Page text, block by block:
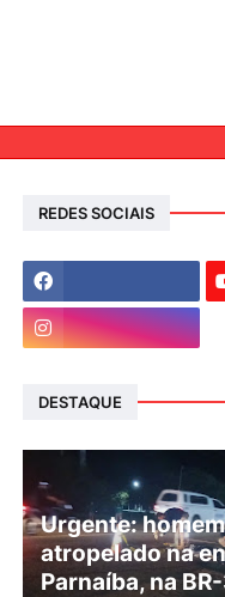
REDES SOCIAIS
DESTAQUE
Urgente:
atropelado na
Parnaíba, na